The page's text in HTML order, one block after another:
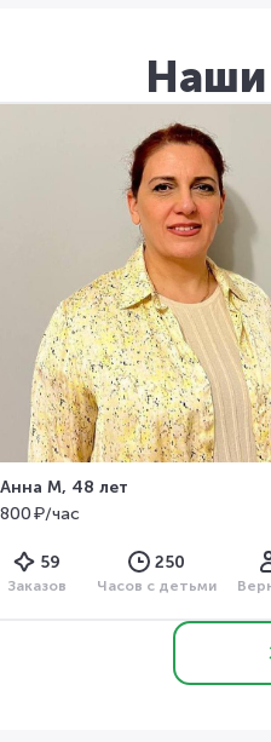
Наши
Анна М, 48 лет
800 ₽/час
59
Заказов
250
Часов с детьми